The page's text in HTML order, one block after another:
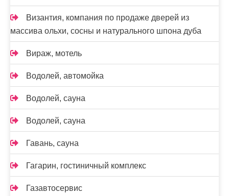
Византия, компания по продаже дверей из
массива ольхи, сосны и натурального шпона дуба
Вираж, мотель
Водолей, автомойка
Водолей, сауна
Водолей, сауна
Гавань, сауна
Гагарин, гостиничный комплекс
Газавтосервис